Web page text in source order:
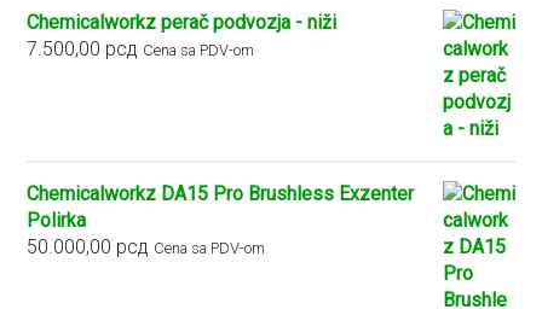
Chemicalworkz perač podvozja - niži
7.500,00 рсд Cena sa PDV-om
Chemicalworkz DA15 Pro Brushless Exzenter
Polirka
50.000,00 рсд Cena sa PDV-om